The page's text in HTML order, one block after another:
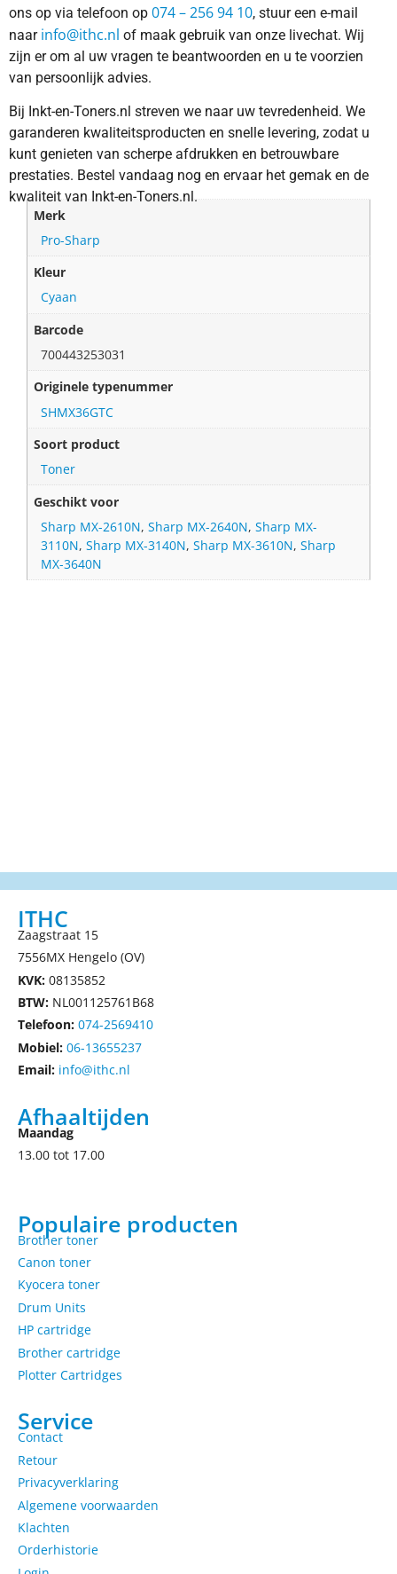
ons op via telefoon op 074 – 256 94 10, stuur een e-mail
naar info@ithc.nl of maak gebruik van onze livechat. Wij
zijn er om al uw vragen te beantwoorden en u te voorzien
van persoonlijk advies.
Bij Inkt-en-Toners.nl streven we naar uw tevredenheid. We
garanderen kwaliteitsproducten en snelle levering, zodat u
kunt genieten van scherpe afdrukken en betrouwbare
prestaties. Bestel vandaag nog en ervaar het gemak en de
kwaliteit van Inkt-en-Toners.nl.
Merk
Pro-Sharp
Kleur
Cyaan
Barcode
700443253031
Originele typenummer
SHMX36GTC
Soort product
Toner
Geschikt voor
Sharp MX-2610N,Sharp MX-2640N,Sharp MX-
3110N,Sharp MX-3140N,Sharp MX-3610N,Sharp
MX-3640N
ITHC
Zaagstraat 15
7556MX Hengelo (OV)
KVK: 08135852
BTW: NL001125761B68
Telefoon: 074-2569410
Mobiel: 06-13655237
Email: info@ithc.nl
Afhaaltijden
Maandag
13.00 tot 17.00
Populaire producten
Brother toner
Canon toner
Kyocera toner
Drum Units
HP cartridge
Brother cartridge
Plotter Cartridges
Service
Contact
Retour
Privacyverklaring
Algemene voorwaarden
Klachten
Orderhistorie